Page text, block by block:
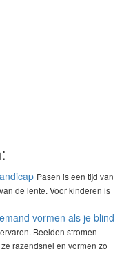
Pasen is een tijd van
de lente. Voor kinderen is
vormen als je blind
Beelden stromen
razendsnel en vormen zo